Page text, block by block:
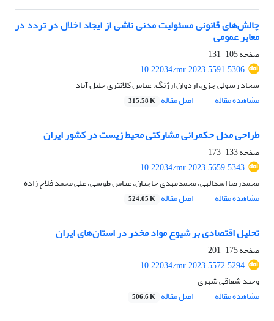
چالش‌های قانونی مسئولیت مدنی ناشی از ایجاد اخلال در تردد در
معابر عمومی
صفحه105-131
10.22034/mr.2023.5591.5306
سجاد رسولی جزی، اردوان ارژنگ، عباس کلانتری خلیل آباد
مشاهده مقاله
اصل مقاله 315.58 K
طراحی مدل حکمرانی مشارکتی محیط‌ زیست در کشور ایران
صفحه133-173
10.22034/mr.2023.5659.5343
محمدرضا اسدالهی، محمدمهدی حاجیان، عباس طوسی، علی محمد فلاح زاده
مشاهده مقاله
اصل مقاله 524.05 K
تحلیل اقتصادی بر شیوع مواد مخدر در استان‌های ایران
صفحه175-201
10.22034/mr.2023.5572.5294
وحید شقاقی شهری
مشاهده مقاله
اصل مقاله 506.6 K